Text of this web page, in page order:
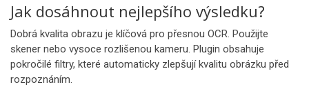
Jak dosáhnout nejlepšího výsledku?
Dobrá kvalita obrazu je klíčová pro přesnou OCR. Použijte
skener nebo vysoce rozlišenou kameru. Plugin obsahuje
pokročilé filtry, které automaticky zlepšují kvalitu obrázku před
rozpoznáním.